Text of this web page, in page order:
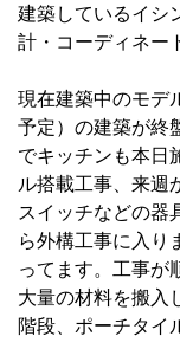
建築しているイシ
計・コーディネー
現在建築中のモデ
予定）の建築が終
でキッチンも本日
ル搭載工事、来週
スイッチなどの器
ら外構工事に入り
ってます。工事が
大量の材料を搬入
階段、ポーチタイ